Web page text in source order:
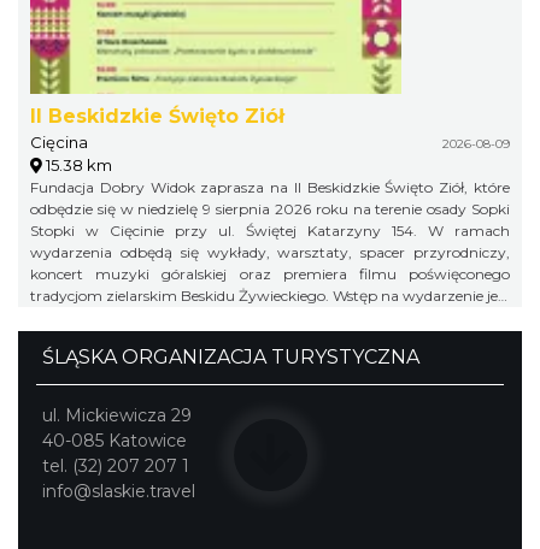
II Beskidzkie Święto Ziół
Cięcina 2026-08-09
15.38 km
Fundacja Dobry Widok zaprasza na II Beskidzkie Święto Ziół, które
odbędzie się w niedzielę 9 sierpnia 2026 roku na terenie osady Sopki
Stopki w Cięcinie przy ul. Świętej Katarzyny 154. W ramach
wydarzenia odbędą się wykłady, warsztaty, spacer przyrodniczy,
koncert muzyki góralskiej oraz premiera filmu poświęconego
tradycjom zielarskim Beskidu Żywieckiego. Wstęp na wydarzenie jest
ŚLĄSKA ORGANIZACJA TURYSTYCZNA
ul. Mickiewicza 29
40-085 Katowice
tel. (32) 207 207 1
info@slaskie.travel